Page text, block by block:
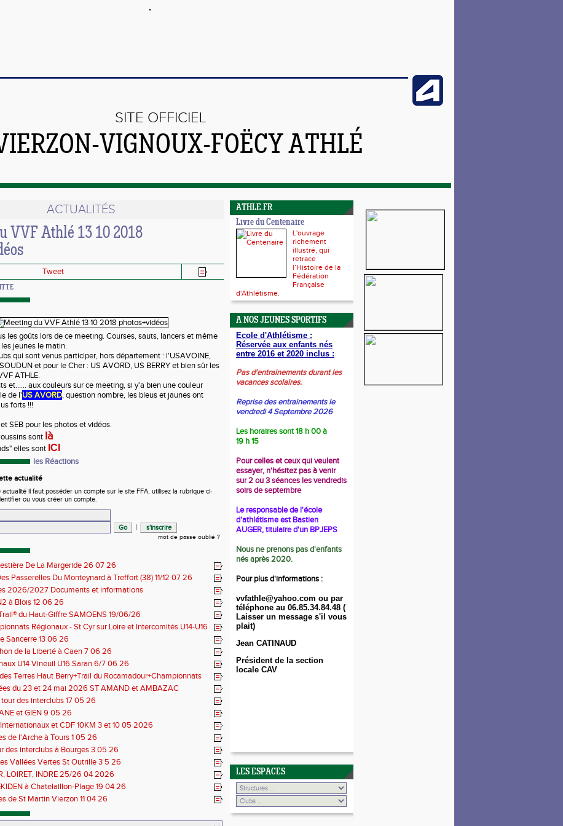
SITE OFFICIEL
VIGNOUX-FOËCY ATHLÉ
ACTUALITÉS
VVF Athlé 13 10 2018
Tweet
les goûts lors de ce meeting. Courses, sauts, lancers et même
jeunes le matin.
qui sont venus participer, hors département : l'USAVOINE,
et pour le Cher : US AVORD, US BERRY et bien sûr les
ATHLE.
et...... aux couleurs sur ce meeting, si y'a bien une couleur
de l'US AVORD, question nombre, les bleus et jaunes ont
forts !!!
SEB pour les photos et vidéos.
sont là
elles sont ICI
les Réactions
actualité
il faut posséder un compte sur le site FFA, utilisez la rubrique ci-
ou vous créer un compte.
|
mot de passe oublié ?
De La Margeride 26 07 26
Passerelles Du Monteynard à Treffort (38) 11/12 07 26
2026/2027 Documents et informations
à Blois 12 06 26
du Haut-Giffre SAMOENS 19/06/26
Régionaux - St Cyr sur Loire et Intercomités U14-U16
14 06 26
Sancerre 13 06 26
de la Liberté à Caen 7 06 26
U14 Vineuil U16 Saran 6/7 06 26
Terres Haut Berry+Trail du Rocamadour+Championnats
30/31 05 2026
du 23 et 24 mai 2026 ST AMAND et AMBAZAC
des interclubs 17 05 26
et GIEN 9 05 26
et CDF 10KM 3 et 10 05 2026
de l'Arche à Tours 1 05 26
des interclubs à Bourges 3 05 26
Vallées Vertes St Outrille 3 5 26
LOIRET, INDRE 25/26 04 2026
à Chatelaillon-Plage 19 04 26
de St Martin Vierzon 11 04 26
ATHLE.FR
Livre du Centenaire
L'ouvrage
richement
illustré, qui
retrace
l’Histoire de la
Fédération
Française
d'Athlétisme.
A NOS JEUNES SPORTIFS
Ecole d'Athlétisme :
Réservée aux enfants nés
entre 2016 et 2020 inclus :
Pas d'entrainements durant les
vacances scolaires.
Reprise des entrainements le
vendredi 4 Septembre 2026
Les horaires sont 18 h 00 à
19 h 15
Pour celles et ceux qui veulent
essayer, n'hésitez pas à venir
sur 2 ou 3 séances les vendredis
soirs de septembre
Le responsable de l'école
d'athlétisme est Bastien
AUGER, titulaire d'un BPJEPS
Nous ne prenons pas d'enfants
nés après 2020.
Pour plus d'informations :
vvfathle@yahoo.com ou par
téléphone au 06.85.34.84.48 (
Laisser un message s'il vous
plait)
Jean CATINAUD
Président de la section
locale CAV
LES ESPACES